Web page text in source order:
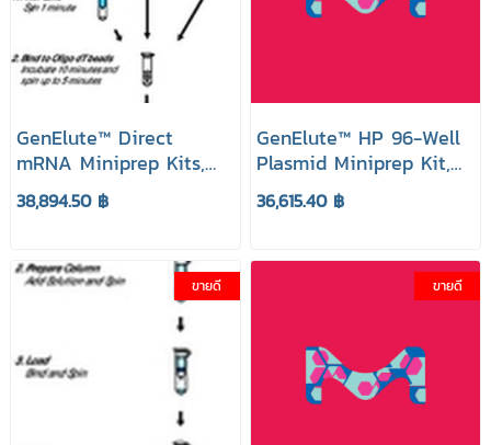
GenElute™ Direct
mRNA Miniprep Kits,
Prep. 70 ยี่ห้อ GenElute
Sigma Aldrich
38,894.50 ฿
GenElute™ HP 96-Well
Plasmid Miniprep Kit,
Prep. 4 x 96-well plate
ยี่ห้อ GenElute Sigma
36,615.40 ฿
ขายดี ขายดี